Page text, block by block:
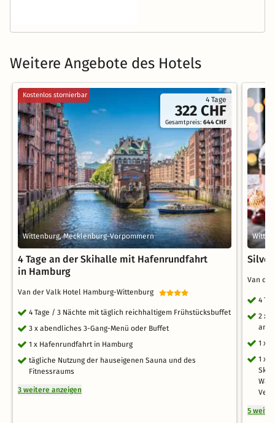
Weitere Angebote des Hotels
4 Tage
322 CHF
Gesamtpreis:644 CHF
Kostenlos stornierbar
Wittenburg, Mecklenburg-Vorpommern
4 Tage an der Skihalle mit Hafenrundfahrt
in Hamburg
Van der Valk Hotel Hamburg-Wittenburg
4 Tage / 3 Nächte mit täglich reichhaltigem Frühstücksbuffet
3 x abendliches 3-Gang-Menü oder Buffet
1 x Hafenrundfahrt in Hamburg
tägliche Nutzung der hauseigenen Sauna und des
Fitnessraums
3 weitere anzeigen
Van
4
2 x
am
1 x
1 x
5